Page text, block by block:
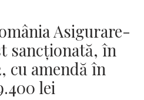
Asigurare-
sancționată, în
cu amendă în
lei